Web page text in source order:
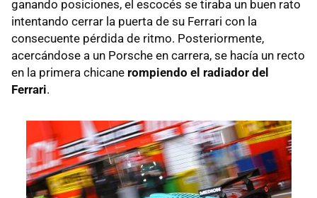
ganando posiciones, el escocés se tiraba un buen rato
intentando cerrar la puerta de su Ferrari con la
consecuente pérdida de ritmo. Posteriormente,
acercándose a un Porsche en carrera, se hacía un recto
en la primera chicane rompiendo el radiador del
Ferrari.